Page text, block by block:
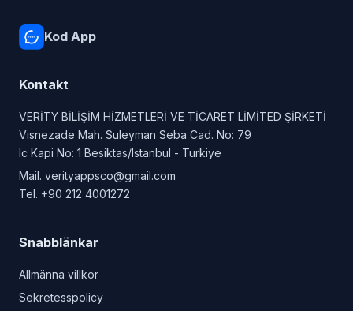
Kod App
Kontakt
VERİTY BİLİŞİM HİZMETLERİ VE TİCARET LİMİTED ŞİRKETİ
Visnezade Mah. Suleyman Seba Cad. No: 79
Ic Kapi No: 1 Besiktas/Istanbul - Turkiye
Mail. verityappsco@gmail.com
Tel. +90 212 4001272
Snabblänkar
Allmänna villkor
Sekretesspolicy